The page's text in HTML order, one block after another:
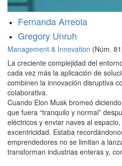
Fernanda Arreola
Gregory Unruh
Management & Innovation (Núm.
La creciente complejidad del
cada vez más la aplicación de
combinen la innovación disruptiva
colaborativa.
Cuando Elon Musk bromeó
que fuera “tranquilo y normal”
eléctricos y enviar naves al
excentricidad. Estaba
emprendedores no se limitan a
transforman industrias enteras y,